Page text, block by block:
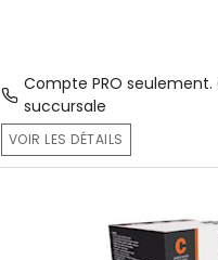
Compte PRO
succursale
VOIR LES DÉTAILS